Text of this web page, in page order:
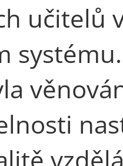
učitelů
systému.